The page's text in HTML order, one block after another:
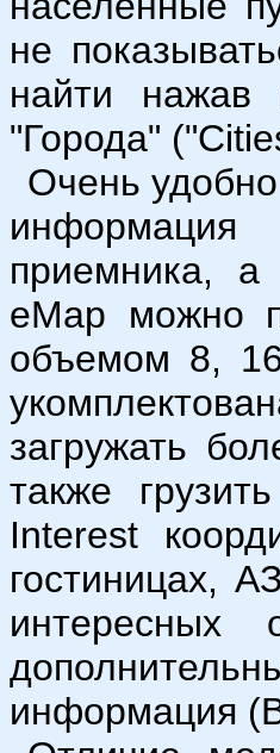
не
найти
"Города"
Очень
приемника,
eMap можно
объемом 8,
загружать
также
Interest
гостиницах,
интересных
информация